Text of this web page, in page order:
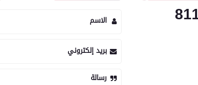
الاسم
بريد إلكتروني
رسالة